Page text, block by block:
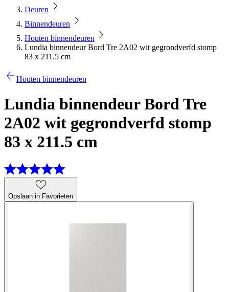
Deuren
Binnendeuren
Houten binnendeuren
Lundia binnendeur Bord Tre 2A02 wit gegrondverfd stomp
83 x 211.5 cm
Houten binnendeuren
Lundia binnendeur Bord Tre
2A02 wit gegrondverfd stomp
83 x 211.5 cm
Opslaan in Favorieten